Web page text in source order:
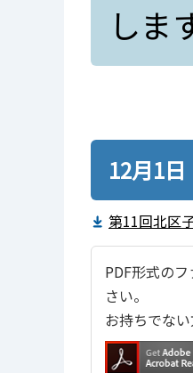
しま
12月1
第11回北区
PDF形式の
さい。
お持ちでな